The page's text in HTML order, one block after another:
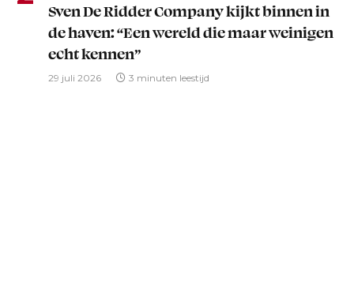
Sven De Ridder Company kijkt binnen in
de haven: “Een wereld die maar weinigen
echt kennen”
29 juli 2026 3 minuten leestijd